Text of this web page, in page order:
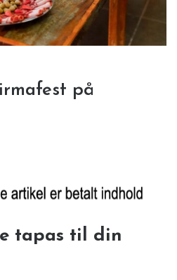
på
tapas til din